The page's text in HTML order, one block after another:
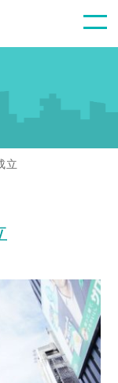
立